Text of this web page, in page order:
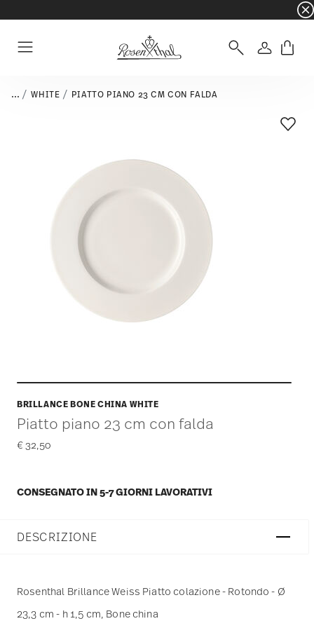
☀️ Summer SALE su articoli e collezioni
Accedi
... WHITE PIATTO PIANO 23 CM CON FALDA
BRILLANCE BONE CHINA WHITE
Piatto piano 23 cm con falda
€ 32,50
CONSEGNATO IN 5-7 GIORNI LAVORATIVI
Lista
DESCRIZIONE
Rosenthal Brillance Weiss Piatto colazione - Rotondo - Ø
23,3 cm - h 1,5 cm, Bone china